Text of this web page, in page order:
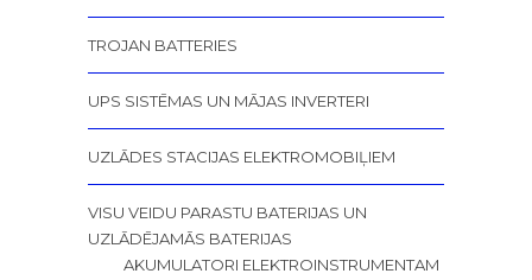
TROJAN BATTERIES
UPS SISTĒMAS UN MĀJAS INVERTERI
UZLĀDES STACIJAS ELEKTROMOBIĻIEM
VISU VEIDU PARASTU BATERIJAS UN
UZLĀDĒJAMĀS BATERIJAS
AKUMULATORI ELEKTROINSTRUMENTAM